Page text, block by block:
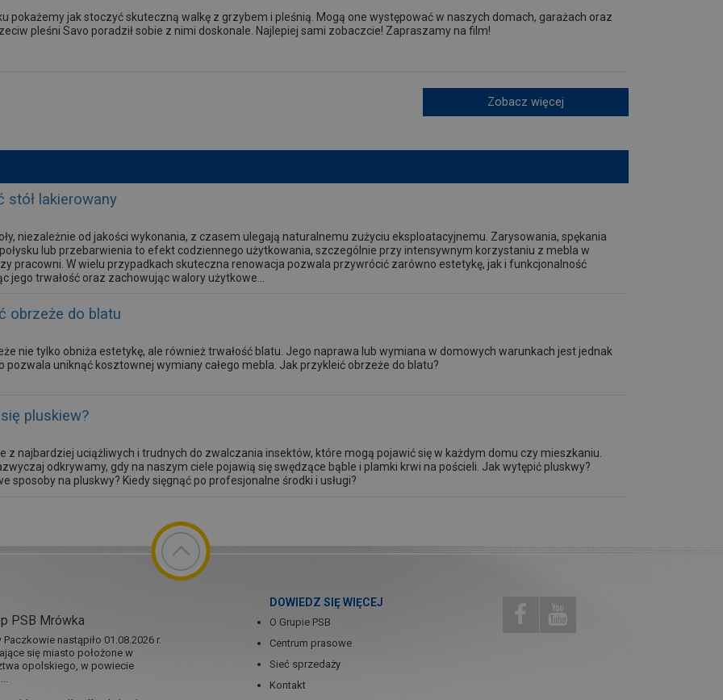
pokażemy jak stoczyć skuteczną walkę z grzybem i pleśnią. Mogą one występować w naszych domach, garażach oraz
pleśni Savo poradził sobie z nimi doskonale. Najlepiej sami zobaczcie! Zapraszamy na film!
Zobacz więcej
stół lakierowany
niezależnie od jakości wykonania, z czasem ulegają naturalnemu zużyciu eksploatacyjnemu. Zarysowania, spękania
lub przebarwienia to efekt codziennego użytkowania, szczególnie przy intensywnym korzystaniu z mebla w
pracowni. W wielu przypadkach skuteczna renowacja pozwala przywrócić zarówno estetykę, jak i funkcjonalność
jego trwałość oraz zachowując walory użytkowe...
obrzeże do blatu
nie tylko obniża estetykę, ale również trwałość blatu. Jego naprawa lub wymiana w domowych warunkach jest jednak
pozwala uniknąć kosztownej wymiany całego mebla. Jak przykleić obrzeże do blatu?
pluskiew?
z najbardziej uciążliwych i trudnych do zwalczania insektów, które mogą pojawić się w każdym domu czy mieszkaniu.
odkrywamy, gdy na naszym ciele pojawią się swędzące bąble i plamki krwi na pościeli. Jak wytępić pluskwy?
sposoby na pluskwy? Kiedy sięgnąć po profesjonalne środki i usługi?
PSB Mrówka
nastąpiło 01.08.2026 r.
się miasto położone w
opolskiego, w powiecie
DOWIEDZ SIĘ WIĘCEJ
O Grupie PSB
Centrum prasowe
Sieć sprzedaży
Kontakt